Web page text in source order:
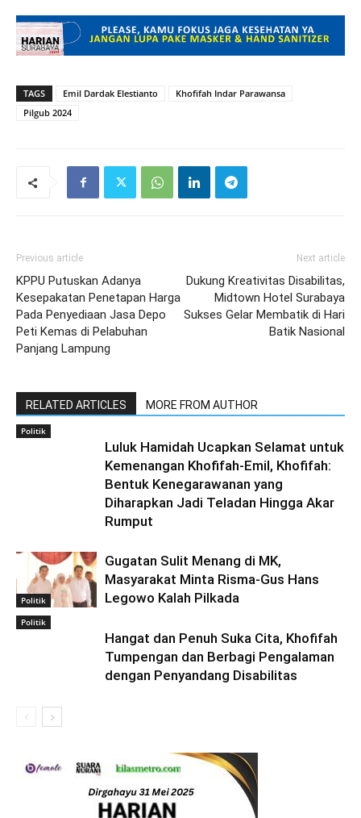
TAGS Emil Dardak Elestianto
Khofifah Indar Parawansa
Pilgub 2024
Previous article
KPPU Putuskan Adanya
Kesepakatan Penetapan Harga
Pada Penyediaan Jasa Depo
Peti Kemas di Pelabuhan
Panjang Lampung
Next article
Dukung Kreativitas Disabilitas,
Midtown Hotel Surabaya
Sukses Gelar Membatik di Hari
Batik Nasional
RELATED ARTICLES MORE FROM AUTHOR
Politik
Luluk Hamidah Ucapkan Selamat untuk
Kemenangan Khofifah-Emil, Khofifah:
Bentuk Kenegarawanan yang
Diharapkan Jadi Teladan Hingga Akar
Rumput
Politik
Gugatan Sulit Menang di MK,
Masyarakat Minta Risma-Gus Hans
Legowo Kalah Pilkada
Politik
Hangat dan Penuh Suka Cita, Khofifah
Tumpengan dan Berbagi Pengalaman
dengan Penyandang Disabilitas